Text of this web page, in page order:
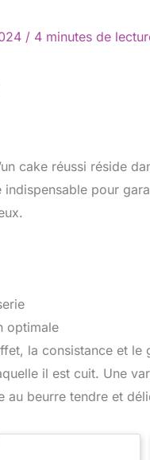
/ 4 minutes de
cake réussi réside
indispensable pour
optimale
la consistance et le
il est cuit. Une
beurre tendre et